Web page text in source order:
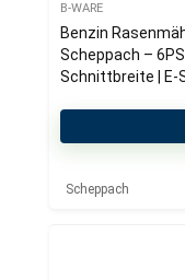
B-WARE
Benzin
Scheppach –
Schnittbreite | E-
Scheppach